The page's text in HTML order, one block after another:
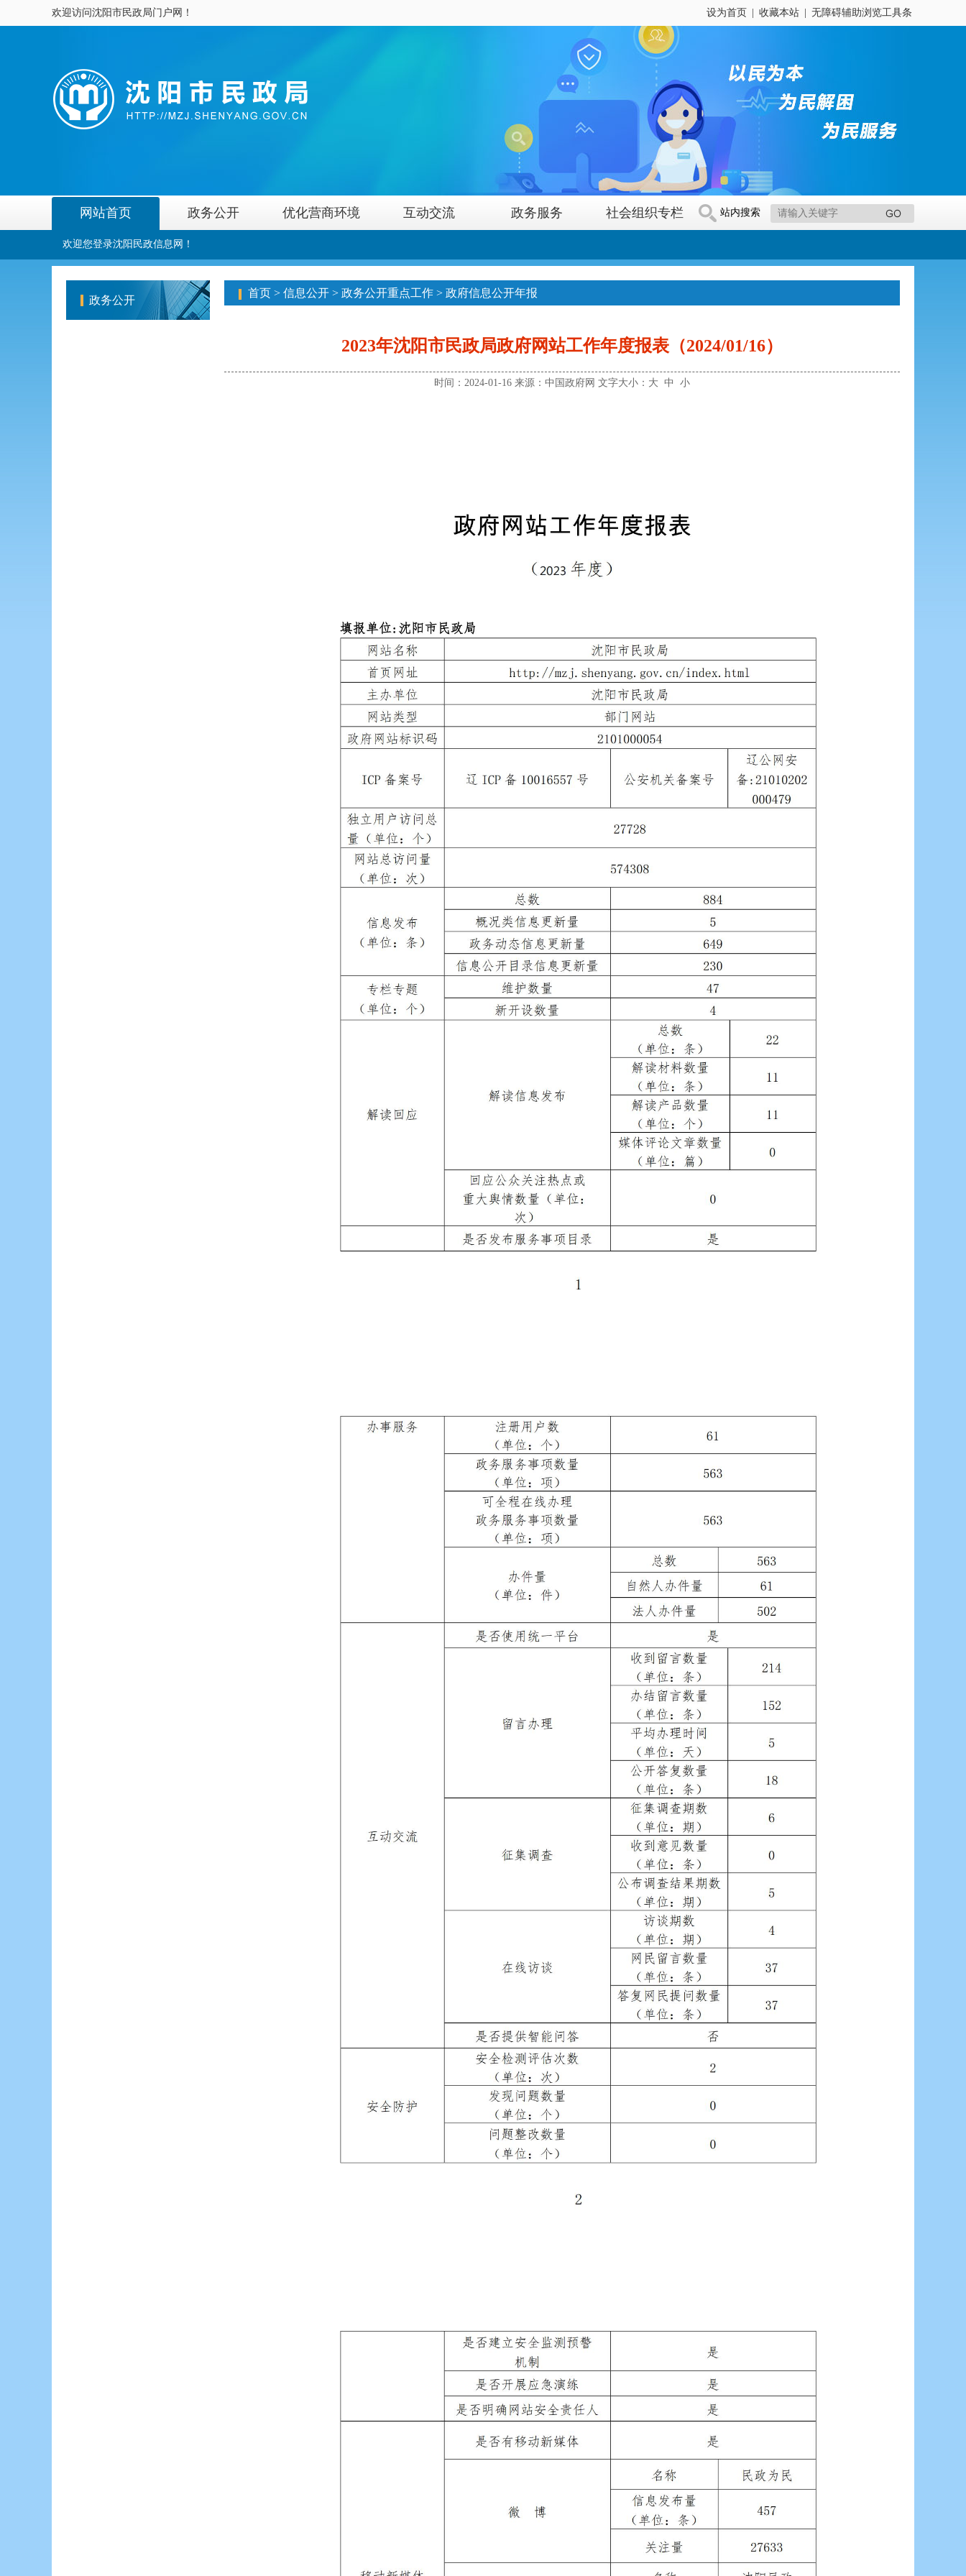
欢迎访问沈阳市民政局门户网！ 设为首页 收藏本站 无障碍辅助浏览工具条
网站首页 政务公开 优化营商环境 互动交流 政务服务 社会组织专栏
欢迎您登录沈阳民政信息网！
站内搜索
政务公开
首页 > 信息公开 > 政务公开重点工作 > 政府信息公开年报
2023年沈阳市民政局政府网站工作年度报表（2024/01/16）
时间：2024-01-16 来源：中国政府网 文字大小： 大 中 小